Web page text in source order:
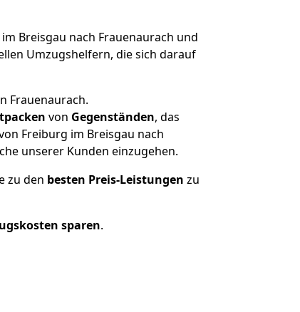
Breisgau nach Frauenaurach und
Umzugshelfern, die sich darauf
Frauenaurach.
von Gegenständen, das
Freiburg im Breisgau nach
unserer Kunden einzugehen.
zu den besten Preis-Leistungen zu
sparen.